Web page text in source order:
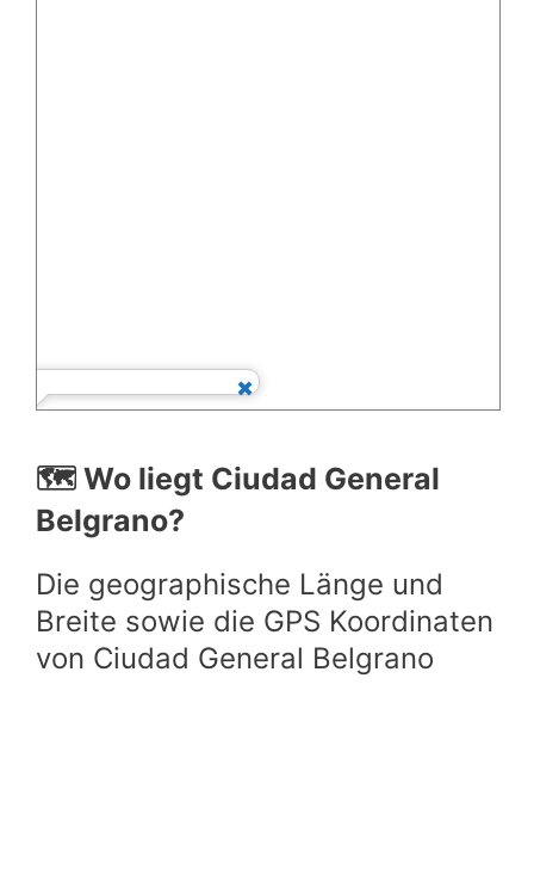
🗺️ Wo liegt Ciudad General
Belgrano?
Die geographische Länge und
Breite sowie die GPS Koordinaten
von Ciudad General Belgrano